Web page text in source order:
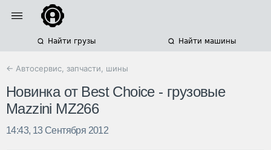
Найти грузы Найти машины
← Автосервис, запчасти, шины
Новинка от Best Choice - грузовые
Mazzini MZ266
14:43, 13 Сентября 2012